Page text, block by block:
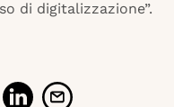
di digitalizzazione”.